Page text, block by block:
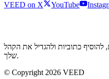
VEED on X
YouTube
להוסיף כתוביות ולהגדיל את הקהל
שלך.
© Copyright 2026 VEED